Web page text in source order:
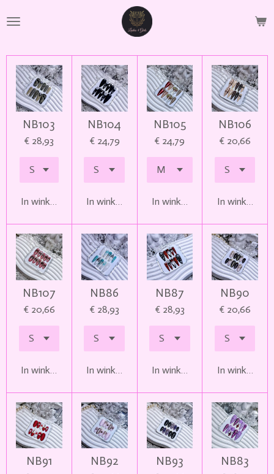
direct
de
hoofdinhoud
NB103
€ 28,93
In winkelwagen
NB104
€ 24,79
In winkelwagen
NB105
€ 24,79
In winkelwagen
NB106
€ 20,66
In
NB107
€ 20,66
In winkelwagen
NB86
€ 28,93
In winkelwagen
NB87
€ 28,93
In winkelwagen
NB90
€ 20,66
In
NB91 NB92 NB93 NB83